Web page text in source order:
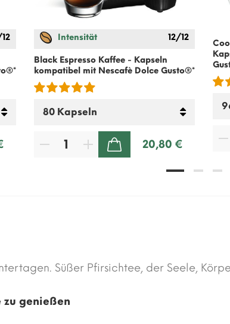
®*
Intensität 12/12
Black Espresso Kaffee - Kapseln
kompatibel mit Nescafè Dolce Gusto®*
20,80 €
Süßer Pfirsichtee, der Seele,
zu genießen